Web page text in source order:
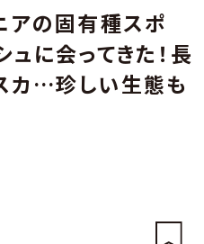
アの固有種スポ
ュに会ってきた！長
カ…珍しい生態も